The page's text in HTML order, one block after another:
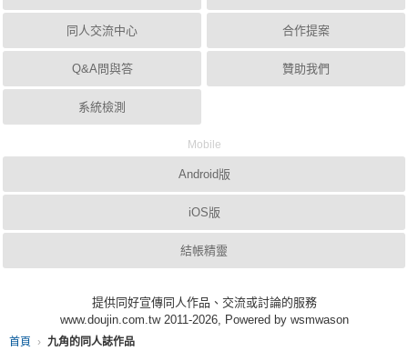
首頁 九角的同人誌作品
同人交流中心
Q&A問與答
系統檢測
合作提案
贊助我們
Mobile
Android版
iOS版
結帳精靈
提供同好宣傳同人作品、交流或討論的服務
www.doujin.com.tw 2011-2026, Powered by wsmwason